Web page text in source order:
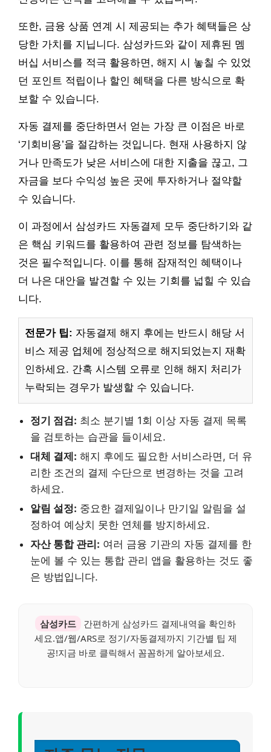
또한, 금융 상품 연계 시 제공되는 추가 혜택들은 상
당한 가치를 지닙니다. 삼성카드와 같이 제휴된 멤
버십 서비스를 적극 활용하면, 해지 시 놓칠 수 있었
던 포인트 적립이나 할인 혜택을 다른 방식으로 확
보할 수 있습니다.
자동 결제를 중단하면서 얻는 가장 큰 이점은 바로
‘기회비용’을 절감하는 것입니다. 현재 사용하지 않
거나 만족도가 낮은 서비스에 대한 지출을 끊고, 그
자금을 보다 수익성 높은 곳에 투자하거나 절약할
수 있습니다.
이 과정에서 삼성카드 자동결제 모두 중단하기와 같
은 핵심 키워드를 활용하여 관련 정보를 탐색하는
것은 필수적입니다. 이를 통해 잠재적인 혜택이나
더 나은 대안을 발견할 수 있는 기회를 넓힐 수 있습
니다.
전문가 팁: 자동결제 해지 후에는 반드시 해당 서
비스 제공 업체에 정상적으로 해지되었는지 재확
인하세요. 간혹 시스템 오류로 인해 해지 처리가
누락되는 경우가 발생할 수 있습니다.
정기 점검: 최소 분기별 1회 이상 자동 결제 목록
을 검토하는 습관을 들이세요.
대체 결제: 해지 후에도 필요한 서비스라면, 더 유
리한 조건의 결제 수단으로 변경하는 것을 고려
하세요.
알림 설정: 중요한 결제일이나 만기일 알림을 설
정하여 예상치 못한 연체를 방지하세요.
자산 통합 관리: 여러 금융 기관의 자동 결제를 한
눈에 볼 수 있는 통합 관리 앱을 활용하는 것도 좋
은 방법입니다.
삼성카드
간편하게 삼성카드 결제내역을 확인하
세요.앱/웹/ARS로 정기/자동결제까지 기간별 팁 제
공!지금 바로 클릭해서 꼼꼼하게 알아보세요.